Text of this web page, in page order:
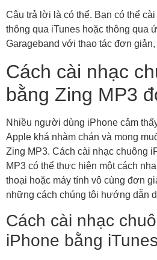
Câu trả lời là có thể. Bạn có thể
thông qua iTunes hoặc thông qua
Garageband với thao tác đơn
Cách cài nhạc
bằng Zing MP3
Nhiều người dùng iPhone cảm
Apple khá nhàm chán và mong
Zing MP3. Cách cài nhạc chuông
MP3 có thể thực hiện một cách
thoại hoặc máy tính vô cùng đơn
những cách chúng tôi hướng dẫn
Cách cài nhạc
iPhone bằng iTunes